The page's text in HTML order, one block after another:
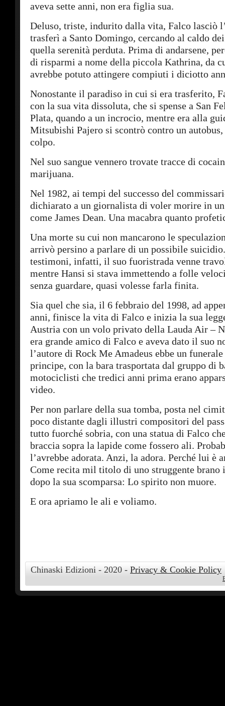
aveva sette anni, non era figlia sua.
Deluso, triste, indurito dalla vita, Falco lasciò
trasferì a Santo Domingo, cercando al caldo
quella serenità perduta. Prima di andarsene,
di risparmi a nome della piccola Kathrina, da
avrebbe potuto attingere compiuti i diciotto
Nonostante il paradiso in cui si era trasferito,
con la sua vita dissoluta, che si spense a San
Plata, quando a un incrocio, mentre era alla
Mitsubishi Pajero si scontrò contro un
colpo.
Nel suo sangue vennero trovate tracce di
marijuana.
Nel 1982, ai tempi del successo del
dichiarato a un giornalista di voler morire in
come James Dean. Una macabra quanto
Una morte su cui non mancarono le
arrivò persino a parlare di un possibile
testimoni, infatti, il suo fuoristrada venne
mentre Hansi si stava immettendo a folle
senza guardare, quasi volesse farla finita.
Sia quel che sia, il 6 febbraio del 1998, ad
anni, finisce la vita di Falco e inizia la sua
Austria con un volo privato della Lauda Air –
era grande amico di Falco e aveva dato il suo
l’autore di Rock Me Amadeus ebbe un
principe, con la bara trasportata dal gruppo di
motociclisti che tredici anni prima erano
video.
Per non parlare della sua tomba, posta nel
poco distante dagli illustri compositori del
tutto fuorché sobria, con una statua di Falco
braccia sopra la lapide come fossero ali.
l’avrebbe adorata. Anzi, la adora. Perché lui è
Come recita mil titolo di uno struggente brano
dopo la sua scomparsa: Lo spirito non muore.
E ora apriamo le ali e voliamo.
Chinaski Edizioni - 2020 - Privacy & Cookie Policy